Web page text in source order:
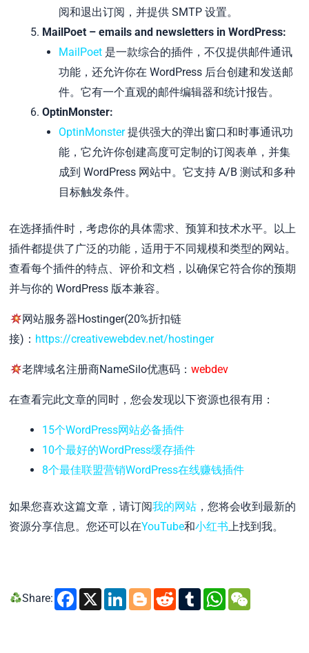
阅和退出订阅，并提供 SMTP 设置。
MailPoet – emails and newsletters in WordPress:
MailPoet 是一款综合的插件，不仅提供邮件通讯
功能，还允许你在 WordPress 后台创建和发送邮
件。它有一个直观的邮件编辑器和统计报告。
OptinMonster:
OptinMonster提供强大的弹出窗口和时事通讯功
能，它允许你创建高度可定制的订阅表单，并集
成到 WordPress 网站中。它支持 A/B 测试和多种
目标触发条件。
在选择插件时，考虑你的具体需求、预算和技术水平。以上
插件都提供了广泛的功能，适用于不同规模和类型的网站。
查看每个插件的特点、评价和文档，以确保它符合你的预期
并与你的 WordPress 版本兼容。
网站服务器Hostinger(20%折扣链
接)： https://creativewebdev.net/hostinger
老牌域名注册商NameSilo优惠码： webdev
在查看完此文章的同时，您会发现以下资源也很有用：
15个WordPress网站必备插件
10个最好的WordPress缓存插件
8个最佳联盟营销WordPress在线赚钱插件
如果您喜欢这篇文章，请订阅我的网站 ，您将会收到最新的
资源分享信息。您还可以在YouTube和小红书上找到我。
Share: Facebook
X LinkedIn
Blogger
Reddit
Tumblr